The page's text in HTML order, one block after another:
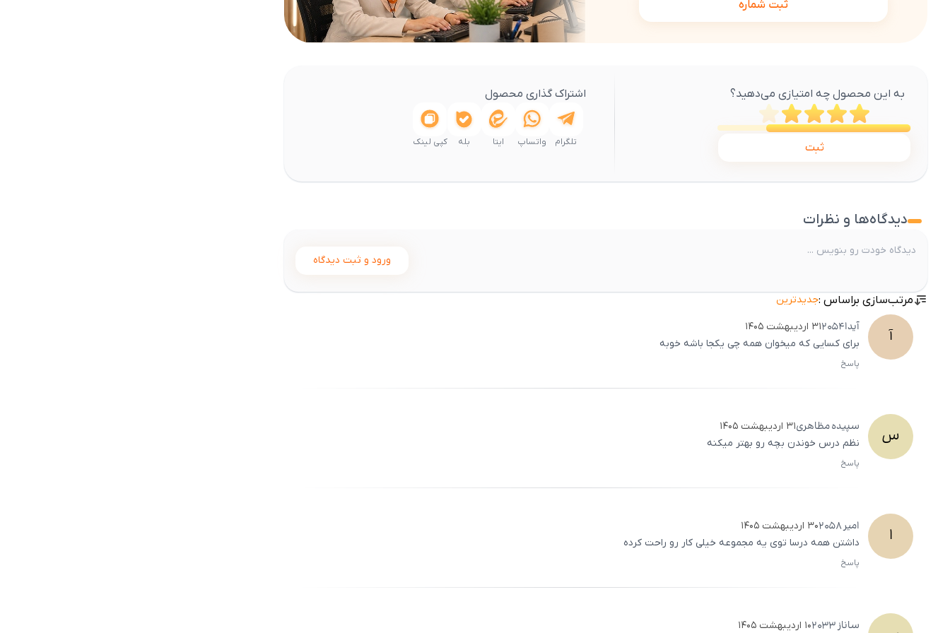
ثبت شماره
به این محصول چه امتیازی می‌دهید؟
ثبت
اشتراک گذاری محصول
تلگرام واتساپ ایتا بله کپی لینک
دیدگاه‌ها و نظرات
ورود و ثبت دیدگاه
مرتب‌سازی براساس :جدیدترین
آ آیدا2054۳۱ اردیبهشت ۱۴۰۵
برای کسایی که میخوان همه چی یکجا باشه خوبه
پاسخ
س سپیدهمظاهری۳۱ اردیبهشت ۱۴۰۵
نظم درس خوندن بچه رو بهتر میکنه
پاسخ
ا امیر2058۳۰ اردیبهشت ۱۴۰۵
داشتن همه درسا توی یه مجموعه خیلی کار رو راحت کرده
پاسخ
ساناز2033۱۰ اردیبهشت ۱۴۰۵